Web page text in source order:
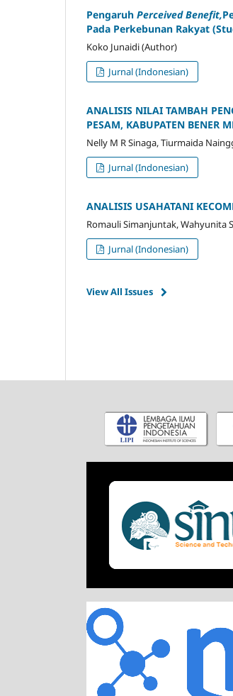
Pengaruh Perceived Benefit,
Pada Perkebunan Rakyat
Koko Junaidi (Author)
Jurnal (Indonesian)
ANALISIS NILAI TAMBAH
PESAM, KABUPATEN
Nelly M R Sinaga, Tiurmaida
Jurnal (Indonesian)
ANALISIS USAHATANI
Romauli Simanjuntak, Wahyunita
Jurnal (Indonesian)
View All Issues